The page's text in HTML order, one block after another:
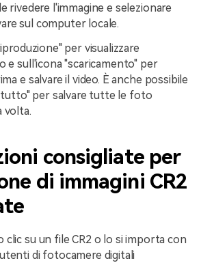
rivedere l'immagine e selezionare
sul computer locale.
per visualizzare
e sull'icona "scaricamento" per
e salvare il video. È anche possibile
tutto" per salvare tutte le foto
volta.
consigliate per
di immagini CR2
clic su un file CR2 o lo si importa con
di fotocamere digitali